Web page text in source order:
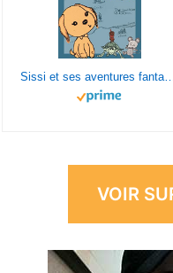
Sissi et ses aventures fantastiques (tome 1) -
VOIR